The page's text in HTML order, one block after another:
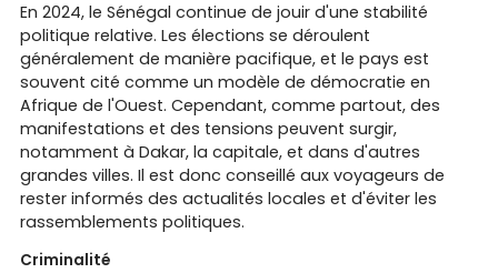
En 2024, le Sénégal continue de jouir d'une stabilité
politique relative. Les élections se déroulent
généralement de manière pacifique, et le pays est
souvent cité comme un modèle de démocratie en
Afrique de l'Ouest. Cependant, comme partout, des
manifestations et des tensions peuvent surgir,
notamment à Dakar, la capitale, et dans d'autres
grandes villes. Il est donc conseillé aux voyageurs de
rester informés des actualités locales et d'éviter les
rassemblements politiques.
Criminalité